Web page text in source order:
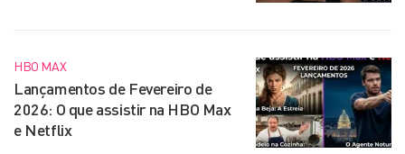
HBO MAX
Lançamentos de Fevereiro de
2026: O que assistir na HBO Max
e Netflix